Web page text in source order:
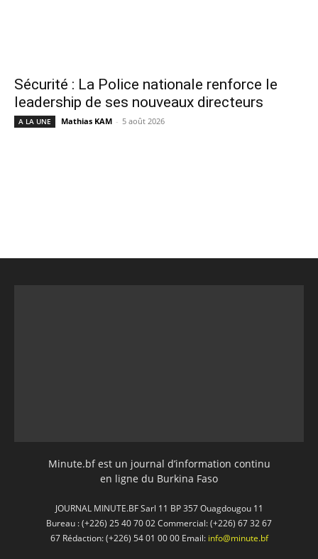
Sécurité : La Police nationale renforce le
leadership de ses nouveaux directeurs
A LA UNE Mathias KAM - 5 août 2026
Minute.bf est un journal d’information continu
en ligne du Burkina Faso
JOURNAL MINUTE.BF Sarl 11 BP 357 Ouagdougou 11
Bureau : (+226) 25 40 70 02 Commercial: (+226) 67 32 67
67 Rédaction: (+226) 54 01 00 00 Email: info@minute.bf